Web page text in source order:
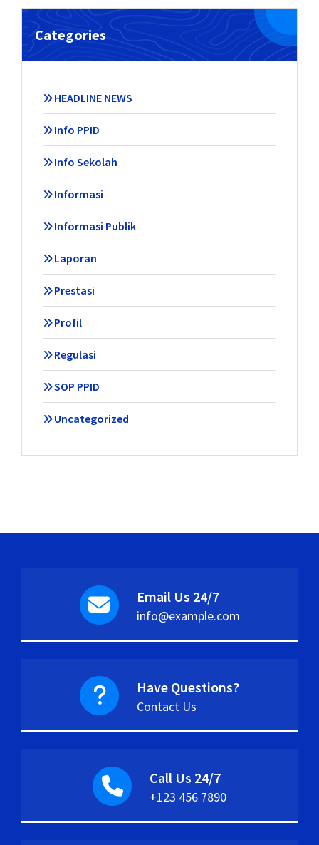
Categories
HEADLINE NEWS
Info PPID
Info Sekolah
Informasi
Informasi Publik
Laporan
Prestasi
Profil
Regulasi
SOP PPID
Uncategorized
Email Us 24/7
info@example.com
Have Questions?
Contact Us
Call Us 24/7
+123 456 7890